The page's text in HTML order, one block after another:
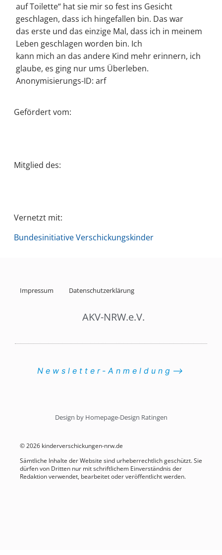
auf Toilette“ hat sie mir so fest ins Gesicht
geschlagen, dass ich hingefallen bin. Das war
das erste und das einzige Mal, dass ich in meinem
Leben geschlagen worden bin. Ich
kann mich an das andere Kind mehr erinnern, ich
glaube, es ging nur ums Überleben.
Anonymisierungs-ID: arf
Gefördert vom:
Mitglied des:
Vernetzt mit:
Bundesinitiative Verschickungskinder
Impressum Datenschutzerklärung
AKV-NRW.e.V.
Newsletter-Anmeldung⟶
Design by Homepage-Design Ratingen
© 2026 kinderverschickungen-nrw.de
Sämtliche Inhalte der Website sind urheberrechtlich geschützt. Sie
dürfen von Dritten nur mit schriftlichem Einverständnis der
Redaktion verwendet, bearbeitet oder veröffentlicht werden.